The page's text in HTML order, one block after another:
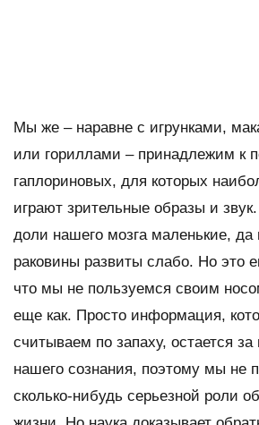
Мы же – наравне с игрунками,
или гориллами – принадлежим к
гаплориновых, для которых
играют зрительные образы и
доли нашего мозга маленькие, да
раковины развиты слабо. Но это
что мы не пользуемся своим
еще как. Просто информация,
считываем по запаху, остается
нашего сознания, поэтому мы не
сколько-нибудь серьезной роли